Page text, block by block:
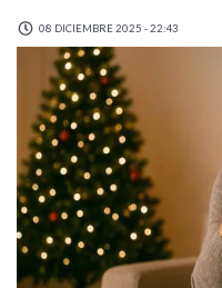
08 DICIEMBRE 2025 - 22:43